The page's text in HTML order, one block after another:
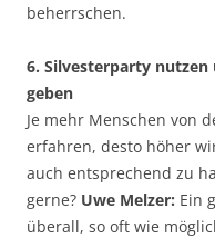
beherrschen.
6. Silvesterparty
geben
Je mehr Menschen von
erfahren, desto höher
auch entsprechend zu
gerne? Uwe Melzer: Ein
überall, so oft wie